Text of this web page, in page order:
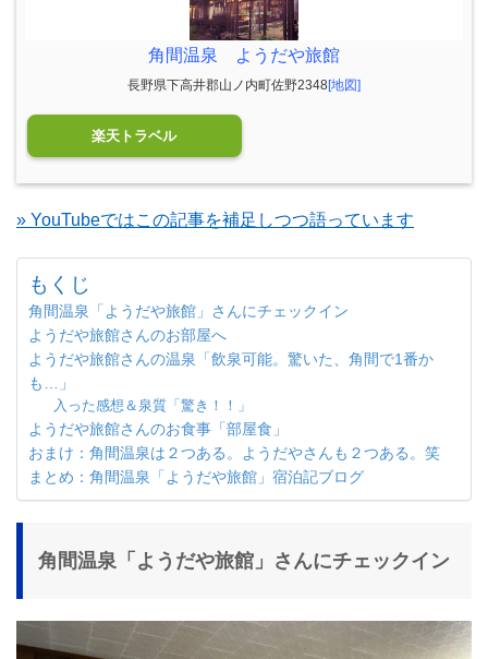
角間温泉 ようだや旅館
長野県下高井郡山ノ内町佐野2348[地図]
楽天トラベル
» YouTubeではこの記事を補足しつつ語っています
もくじ
角間温泉「ようだや旅館」さんにチェックイン
ようだや旅館さんのお部屋へ
ようだや旅館さんの温泉「飲泉可能。驚いた、角間で1番か
も…」
入った感想＆泉質「驚き！！」
ようだや旅館さんのお食事「部屋食」
おまけ：角間温泉は２つある。ようだやさんも２つある。笑
まとめ：角間温泉「ようだや旅館」宿泊記ブログ
角間温泉「ようだや旅館」さんにチェックイン